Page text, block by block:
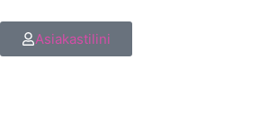
Asiakastilini